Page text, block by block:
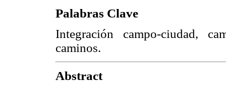
Palabras Clave
Integración campo-ciudad,
caminos.
Abstract